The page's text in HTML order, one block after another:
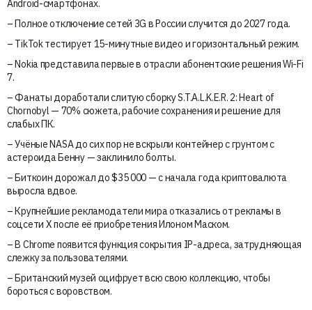
Android-смартфонах.
– Полное отключение сетей 3G в России случится до 2027 года.
– TikTok тестирует 15-минутные видео и горизонтальный режим.
– Nokia представила первые в отрасли абонентские решения Wi-Fi
7.
– Фанаты доработали слитую сборку S.T.A.L.K.E.R. 2: Heart of
Chornobyl — 70% сюжета, рабочие сохранения и решение для
слабых ПК.
– Учёные NASA до сих пор не вскрыли контейнер с грунтом с
астероида Бенну — заклинило болты.
– Биткоин дорожал до $35 000 — с начала года криптовалюта
выросла вдвое.
– Крупнейшие рекламодатели мира отказались от рекламы в
соцсети X после её приобретения Илоном Маском.
– В Chrome появится функция сокрытия IP-адреса, затрудняющая
слежку за пользователями.
– Британский музей оцифрует всю свою коллекцию, чтобы
бороться с воровством.